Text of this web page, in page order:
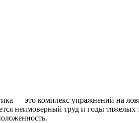
— это комплекс упражнений на
неимоверный труд и годы